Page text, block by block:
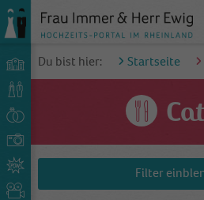
Du bist hier: Startseite
Filter